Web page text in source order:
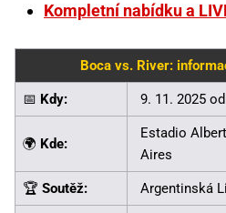
Kompletní nabídku a
Boca vs. River:
📅 Kdy: 9. 11. 2025
🌍 Kde:
Estadio
Aires
🏆 Soutěž: Argentinská